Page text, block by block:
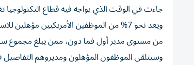
جاءت في الوقت الذي يواجه فيه قطاع التكنولوجيا
ويعد نحو 7% من الموظفين الأمريكيين
من مستوى مدير أول فما دون، ممن يبلغ مجموع سنوات
وسيتلقى الموظفون المؤهلون ومديروهم التفاصيل في 7 مايو، ولا يمكن لمن لديهم خطط حوافز المبيعات